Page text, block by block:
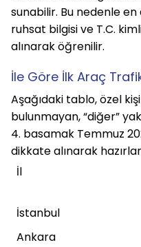
sunabilir. Bu nedenle
ruhsat bilgisi ve T.C.
alınarak öğrenilir.
İle Göre İlk Araç
Aşağıdaki tablo, özel
bulunmayan, “diğer”
4. basamak Temmuz
dikkate alınarak
İl
İstanbul
Ankara